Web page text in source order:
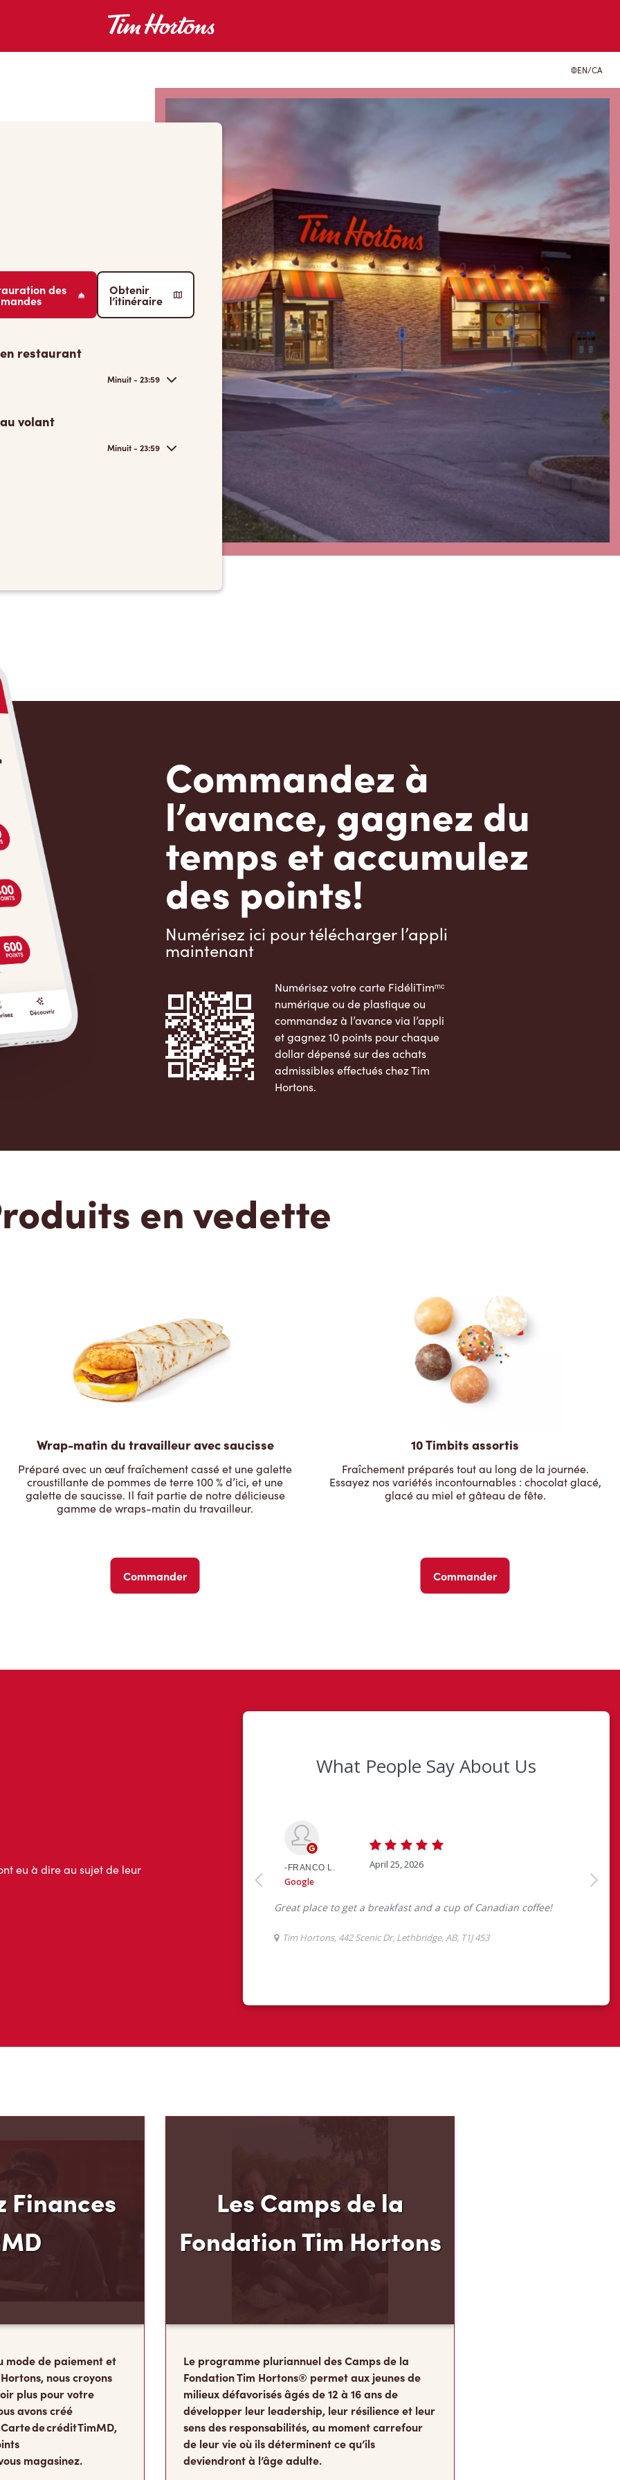
EN/CA
des Obtenir
l’itinéraire
restaurant
Minuit - 23:59
volant
Minuit - 23:59
Commandez à
l’avance, gagnez du
temps et accumulez
des points!
Numérisez ici pour télécharger l’appli
maintenant
Numérisez votre carte FidéliTimᵐᶜ
numérique ou de plastique ou
commandez à l’avance via l’appli
et gagnez 10 points pour chaque
dollar dépensé sur des achats
admissibles effectués chez Tim
Hortons.
en vedette
Wrap-matin du travailleur avec saucisse
Préparé avec un œuf fraîchement cassé et une galette
croustillante de pommes de terre 100 % d’ici, et une
galette de saucisse. Il fait partie de notre délicieuse
gamme de wraps-matin du travailleur.
Commander
10 Timbits assortis
Fraîchement préparés tout au long de la journée.
Essayez nos variétés incontournables : chocolat glacé,
glacé au miel et gâteau de fête.
Commander
eu à dire au sujet de leur
Finances
mode de paiement et
nous croyons
plus pour votre
avons créé
de crédit TimMD,
Les Camps de la
Fondation Tim Hortons
Le programme pluriannuel des Camps de la
Fondation Tim Hortons® permet aux jeunes de
milieux défavorisés âgés de 12 à 16 ans de
développer leur leadership, leur résilience et leur
sens des responsabilités, au moment carrefour
de leur vie où ils déterminent ce qu’ils